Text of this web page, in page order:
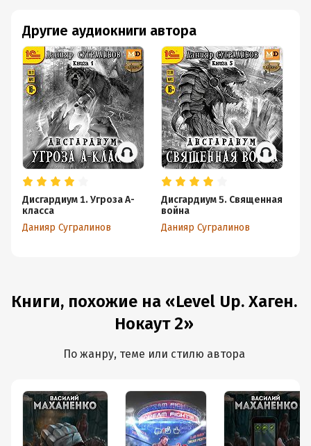
Другие аудиокниги автора
Дисгардиум 1. Угроза А-
класса
Данияр Сугралинов
Дисгардиум 5. Священная
война
Данияр Сугралинов
Книги, похожие на «Level Up. Хаген.
Нокаут 2»
По жанру, теме или стилю автора